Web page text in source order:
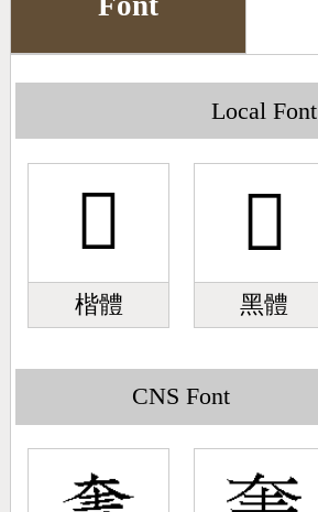
Local Font
𣫵
楷體
𣫵
黑體
CNS Font